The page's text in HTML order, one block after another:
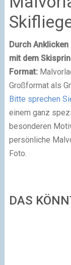
Durch
mit dem
Format:
Großformat als
Bitte sprechen
einem ganz
besonderen
persönliche
Foto.
DAS